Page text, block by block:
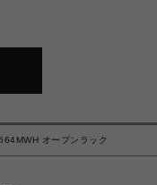
オープンラック